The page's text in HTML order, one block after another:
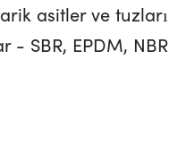
asitler ve tuzları
- SBR, EPDM, NBR